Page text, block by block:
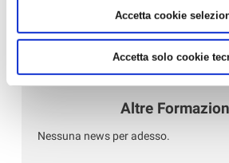
Accetta cookie
Accetta solo cookie
DICHIARAZIONE DEI REDDI...
- LA TUA AZIENDA E' DAVVERO
Altre
Nessuna news per adesso.